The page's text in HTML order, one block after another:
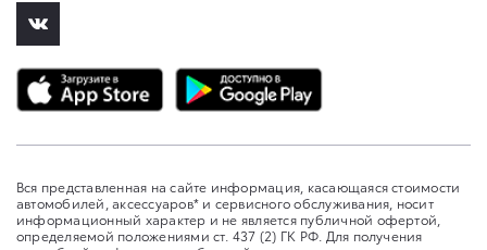
Вся представленная на сайте информация, касающаяся стоимости
автомобилей, аксессуаров* и сервисного обслуживания, носит
информационный характер и не является публичной офертой,
определяемой положениями ст. 437 (2) ГК РФ. Для получения